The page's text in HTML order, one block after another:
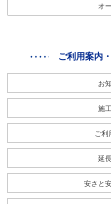
オ
ご利用案内
お
施
ご利
延
安さと